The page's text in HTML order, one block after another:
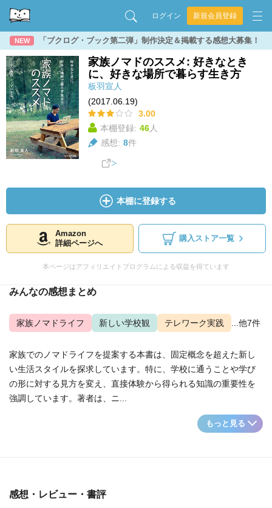
ログイン 新規会員登録
NEW 「ブクログ・ブック第二弾」制作決定＆掲載する感想大募集！
家族ノマドのススメ: 好きなとき
に、好きな場所で暮らす生き方
板羽宣人
(2017.06.19)
3.00
本棚登録: 46人
感想: 8件
本棚に登録する
Amazon
詳細ページへ
購入ストア一覧
本ページはアフィリエイトプログラムによる収益を得ています
みんなの感想まとめ
家族ノマドライフ 新しい学校観 テレワーク実践 ...他7件
家族でのノマドライフを提案する本書は、固定概念を超えた新し
い生活スタイルを探求しています。特に、学校に通うことや学び
の形に対する見方を変え、直接体験から得られる知識の重要性を
強調しています。著者は、ニ...
もっと見る
感想・レビュー・書評